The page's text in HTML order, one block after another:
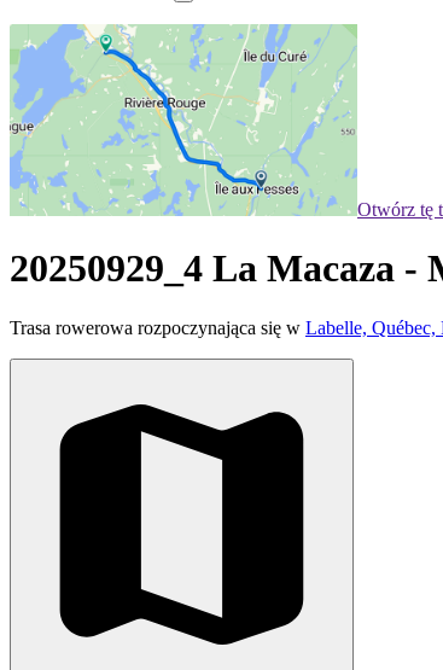
Otwórz tę
20250929_4 La Macaza -
Trasa rowerowa rozpoczynająca się w Labelle, Québec,